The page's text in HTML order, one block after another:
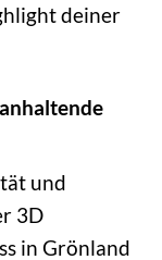
deiner
und
3D
in Grönland